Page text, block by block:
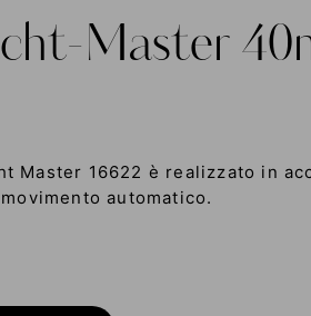
Master
Master 16622 è realizzato in
automatico.